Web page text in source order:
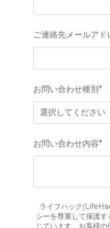
ご連絡先メールアド
お問い合わせ種別*
お問い合わせ内容*
ライフハック
シーを尊重して保護
じています。お客様